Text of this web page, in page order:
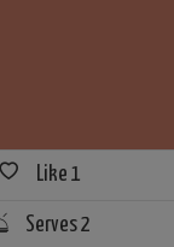
Like 1
Serves 2